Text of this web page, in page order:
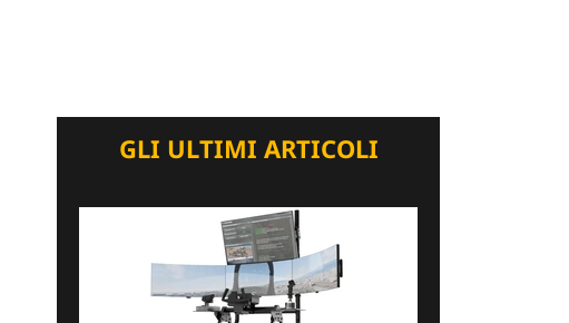
GLI ULTIMI ARTICOLI